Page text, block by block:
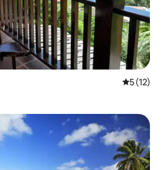
평점 5점
5 (12)